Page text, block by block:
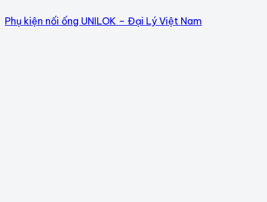
Phụ kiện nối ống UNILOK – Đại Lý Việt Nam